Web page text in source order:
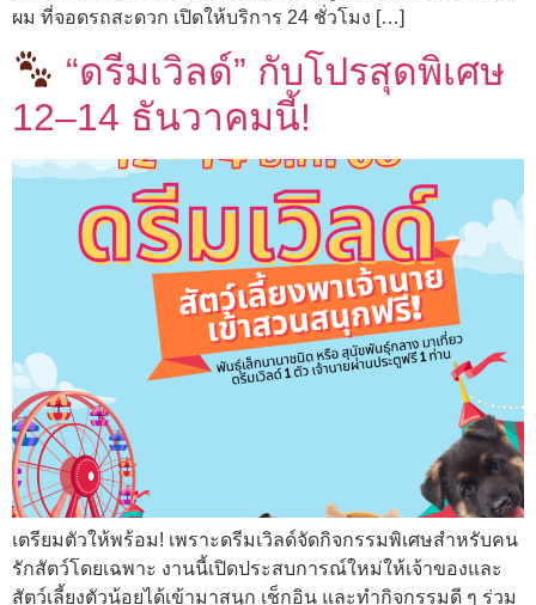
ผม ที่จอดรถสะดวก เปิดให้บริการ 24 ชั่วโมง […]
“ดรีมเวิลด์” กับโปรสุดพิเศษ
12–14 ธันวาคมนี้!
เตรียมตัวให้พร้อม! เพราะดรีมเวิลด์จัดกิจกรรมพิเศษสำหรับคน
รักสัตว์โดยเฉพาะ งานนี้เปิดประสบการณ์ใหม่ให้เจ้าของและ
สัตว์เลี้ยงตัวน้อยได้เข้ามาสนุก เช็กอิน และทำกิจกรรมดี ๆ ร่วม